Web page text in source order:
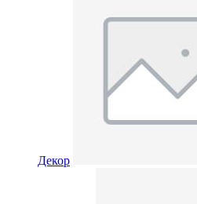
Декор